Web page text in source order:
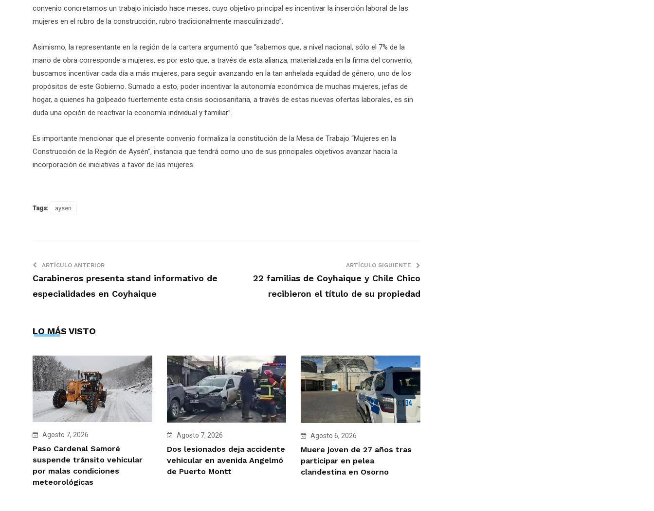
convenio concretamos un trabajo iniciado hace meses, cuyo objetivo principal es incentivar la inserción laboral de las
mujeres en el rubro de la construcción, rubro tradicionalmente masculinizado”.
Asimismo, la representante en la región de la cartera argumentó que “sabemos que, a nivel nacional, sólo el 7% de la
mano de obra corresponde a mujeres, es por esto que, a través de esta alianza, materializada en la firma del convenio,
buscamos incentivar cada día a más mujeres, para seguir avanzando en la tan anhelada equidad de género, uno de los
propósitos de este Gobierno. Sumado a esto, poder incentivar la autonomía económica de muchas mujeres, jefas de
hogar, a quienes ha golpeado fuertemente esta crisis sociosanitaria, a través de estas nuevas ofertas laborales, es sin
duda una opción de reactivar la economía individual y familiar”.
Es importante mencionar que el presente convenio formaliza la constitución de la Mesa de Trabajo “Mujeres en la
Construcción de la Región de Aysén”, instancia que tendrá como uno de sus principales objetivos avanzar hacia la
incorporación de iniciativas a favor de las mujeres.
Tags: aysen
ARTÍCULO ANTERIOR
Carabineros presenta stand informativo de
especialidades en Coyhaique
ARTÍCULO SIGUIENTE
22 familias de Coyhaique y Chile Chico
recibieron el título de su propiedad
LO MÁS VISTO
Agosto 7, 2026
Paso Cardenal Samoré
suspende tránsito vehicular
por malas condiciones
meteorológicas
Agosto 7, 2026
Dos lesionados deja accidente
vehicular en avenida Angelmó
de Puerto Montt
Agosto 6, 2026
Muere joven de 27 años tras
participar en pelea
clandestina en Osorno